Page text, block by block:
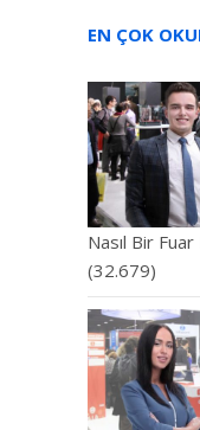
EN ÇOK
Nasıl Bir
(32.679)